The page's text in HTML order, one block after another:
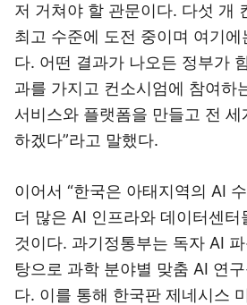
저 거쳐야 할 관문이다. 다섯 개
최고 수준에 도전 중이며 여기
다. 어떤 결과가 나오든 정부가
과를 가지고 컨소시엄에 참여하
서비스와 플랫폼을 만들고 전 세
하겠다”라고 말했다.
이어서 “한국은 아태지역의 AI
더 많은 AI 인프라와 데이터센터
것이다. 과기정통부는 독자 AI
탕으로 과학 분야별 맞춤 AI 연
다. 이를 통해 한국판 제네시스